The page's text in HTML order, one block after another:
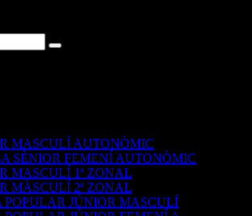
MASCULÍ AUTONÒMIC
SÈNIOR FEMENÍ AUTONÒMIC
MASCULÍ 1ª ZONAL
MÀSCULÍ 2ª ZONAL
JÚNIOR MASCULÍ